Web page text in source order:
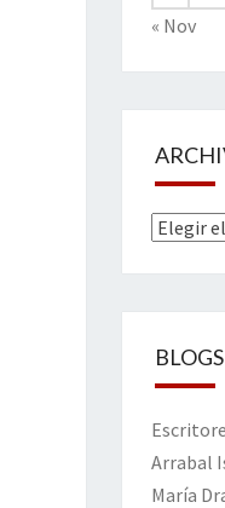
« Nov
Archivos
Arrabal
María